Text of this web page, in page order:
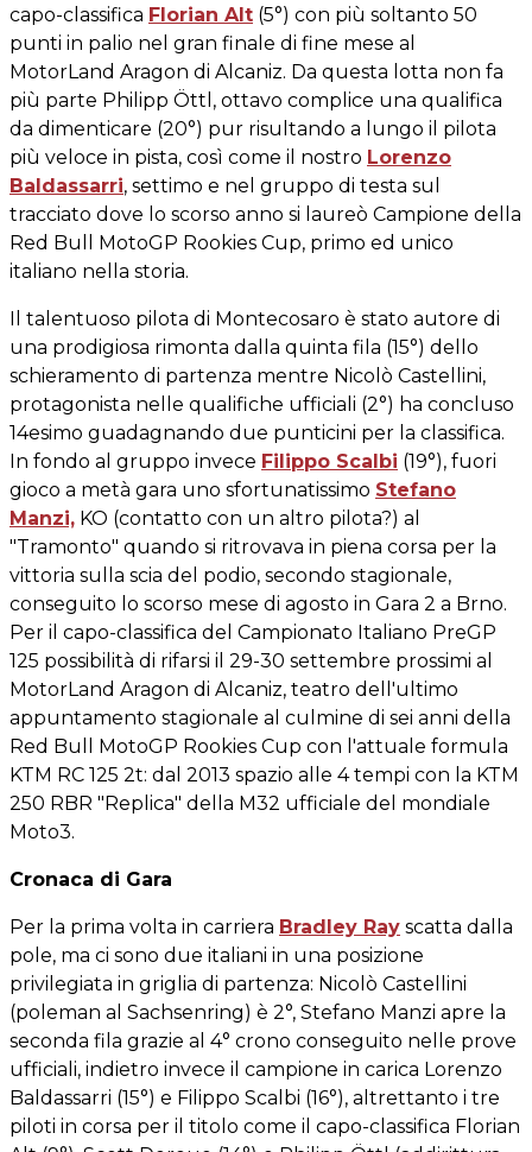
capo-classifica Florian Alt (5°) con più soltanto 50
punti in palio nel gran finale di fine mese al
MotorLand Aragon di Alcaniz. Da questa lotta non fa
più parte Philipp Öttl, ottavo complice una qualifica
da dimenticare (20°) pur risultando a lungo il pilota
più veloce in pista, così come il nostro Lorenzo
Baldassarri, settimo e nel gruppo di testa sul
tracciato dove lo scorso anno si laureò Campione della
Red Bull MotoGP Rookies Cup, primo ed unico
italiano nella storia.
Il talentuoso pilota di Montecosaro è stato autore di
una prodigiosa rimonta dalla quinta fila (15°) dello
schieramento di partenza mentre Nicolò Castellini,
protagonista nelle qualifiche ufficiali (2°) ha concluso
14esimo guadagnando due punticini per la classifica.
In fondo al gruppo invece Filippo Scalbi (19°), fuori
gioco a metà gara uno sfortunatissimo Stefano
Manzi, KO (contatto con un altro pilota?) al
"Tramonto" quando si ritrovava in piena corsa per la
vittoria sulla scia del podio, secondo stagionale,
conseguito lo scorso mese di agosto in Gara 2 a Brno.
Per il capo-classifica del Campionato Italiano PreGP
125 possibilità di rifarsi il 29-30 settembre prossimi al
MotorLand Aragon di Alcaniz, teatro dell'ultimo
appuntamento stagionale al culmine di sei anni della
Red Bull MotoGP Rookies Cup con l'attuale formula
KTM RC 125 2t: dal 2013 spazio alle 4 tempi con la KTM
250 RBR "Replica" della M32 ufficiale del mondiale
Moto3.
Cronaca di Gara
Per la prima volta in carriera Bradley Ray scatta dalla
pole, ma ci sono due italiani in una posizione
privilegiata in griglia di partenza: Nicolò Castellini
(poleman al Sachsenring) è 2°, Stefano Manzi apre la
seconda fila grazie al 4° crono conseguito nelle prove
ufficiali, indietro invece il campione in carica Lorenzo
Baldassarri (15°) e Filippo Scalbi (16°), altrettanto i tre
piloti in corsa per il titolo come il capo-classifica Florian